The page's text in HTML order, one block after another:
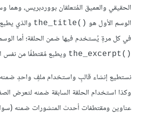
الوسم الأول هو the_title()‎ والذي
في كل مرةٍ يُستخدم فيها ضمن الحلقة؛ أما
the_excerpt()‎ ويطبع مُقتطفًا من نفس
نستطيع إنشاء قالبٍ واستخدام ملفٍ واحدٍ
وكذا استخدام الحلقة السابقة ضمنه لتعرض
عناوين ومقتطفات أحدث المنشورات ضمنه